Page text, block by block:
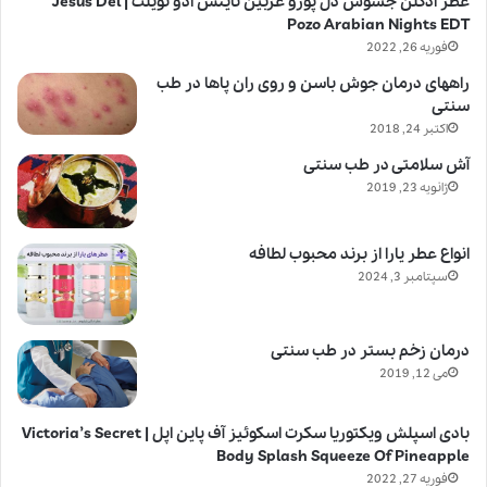
Pozo Arabian Nights EDT
فوریه 26, 2022
راههای درمان جوش باسن و روی ران پاها در طب
سنتی
اکتبر 24, 2018
آش سلامتی در طب سنتی
ژانویه 23, 2019
انواع عطر یارا از برند محبوب لطافه
سپتامبر 3, 2024
درمان زخم بستر در طب سنتی
می 12, 2019
بادی اسپلش ویکتوریا سکرت اسکوئیز آف پاین اپل | Victoria’s Secret
Body Splash Squeeze Of Pineapple
فوریه 27, 2022